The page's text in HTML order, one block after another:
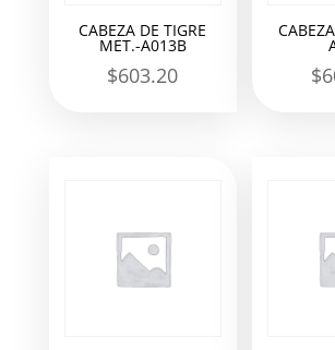
CABEZA DE TIGRE
MET.-A013B
$603.20 $